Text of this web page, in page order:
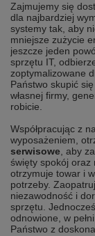
Zajmujemy się
dla najbardziej
systemy tak, aby
mniejsze zużycie
jeszcze jeden
sprzętu IT,
zoptymalizowane
Państwo skupić
własnej firmy,
robicie.
Współpracując z
wyposażeniem,
serwisowe , aby
święty spokój oraz
otrzymuje towar i
potrzeby.
niezawodność i
sprzętu.
odnowione, w
Państwo z